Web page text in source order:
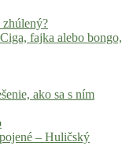
fajka alebo bongo,
ako sa s ním
– Huličský